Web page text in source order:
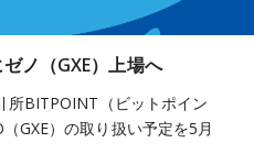
ノ（GXE）上場へ
所BITPOINT（ビットポイン
GXE）の取り扱い予定を5月